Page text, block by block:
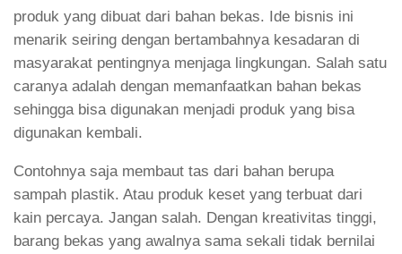
produk yang dibuat dari bahan bekas. Ide bisnis ini
menarik seiring dengan bertambahnya kesadaran di
masyarakat pentingnya menjaga lingkungan. Salah satu
caranya adalah dengan memanfaatkan bahan bekas
sehingga bisa digunakan menjadi produk yang bisa
digunakan kembali.
Contohnya saja membaut tas dari bahan berupa
sampah plastik. Atau produk keset yang terbuat dari
kain percaya. Jangan salah. Dengan kreativitas tinggi,
barang bekas yang awalnya sama sekali tidak bernilai